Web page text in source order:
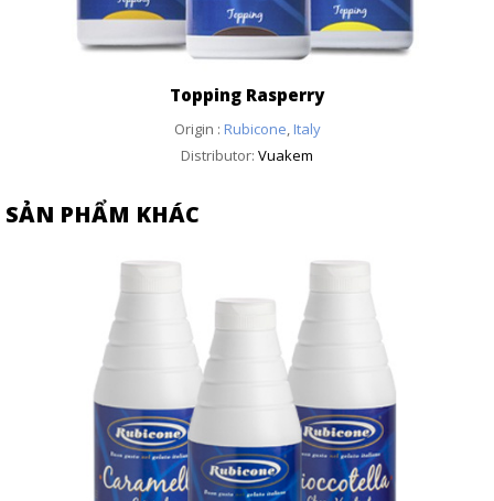
Topping Rasperry
Origin : Rubicone Italy
Distributor: Vuakem
SẢN PHẨM KHÁC